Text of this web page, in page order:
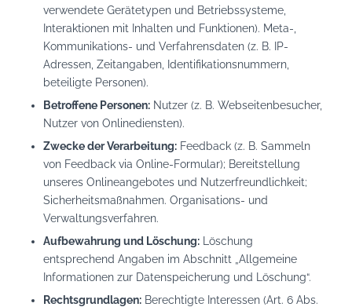
verwendete Gerätetypen und Betriebssysteme,
Interaktionen mit Inhalten und Funktionen). Meta-,
Kommunikations- und Verfahrensdaten (z. B. IP-
Adressen, Zeitangaben, Identifikationsnummern,
beteiligte Personen).
Betroffene Personen:Nutzer (z. B. Webseitenbesucher,
Nutzer von Onlinediensten).
Zwecke der Verarbeitung:Feedback (z. B. Sammeln
von Feedback via Online-Formular); Bereitstellung
unseres Onlineangebotes und Nutzerfreundlichkeit;
Sicherheitsmaßnahmen. Organisations- und
Verwaltungsverfahren.
Aufbewahrung und Löschung:Löschung
entsprechend Angaben im Abschnitt „Allgemeine
Informationen zur Datenspeicherung und Löschung“.
Rechtsgrundlagen:Berechtigte Interessen (Art. 6 Abs.